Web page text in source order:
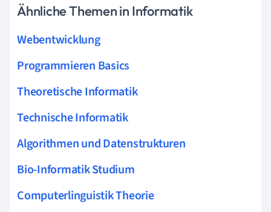
Ähnliche Themen in Informatik
Webentwicklung
Programmieren Basics
Theoretische Informatik
Technische Informatik
Algorithmen und Datenstrukturen
Bio-Informatik Studium
Computerlinguistik Theorie